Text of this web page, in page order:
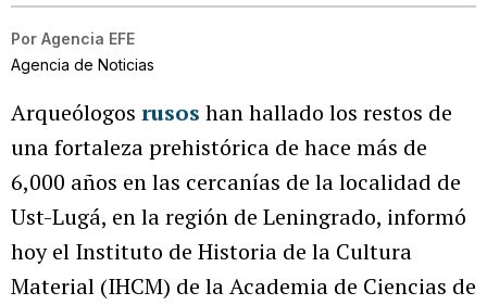
Por Agencia EFE
Agencia de Noticias
Arqueólogos rusos han hallado los restos de
una fortaleza prehistórica de hace más de
6,000 años en las cercanías de la localidad de
Ust-Lugá, en la región de Leningrado, informó
hoy el Instituto de Historia de la Cultura
Material (IHCM) de la Academia de Ciencias de